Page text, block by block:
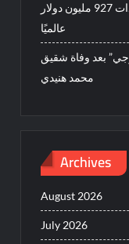
فيلم “سبايدر مان” الجديد يحقق إيرادات 927 مليون دولار
عالميًا
بعد وفاة شقيق
محمد هنيدي
Archives
August 2026
July 2026